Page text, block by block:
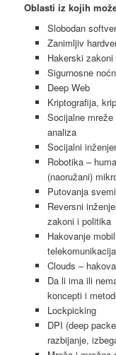
Oblasti iz kojih
Slobodan softver
Zanimljiv
Hakerski zakoni
Sigurnosne
Deep Web
Kriptografija,
Socijalne
analiza
Socijalni
Robotika –
(naoružani)
Putovanja
Reversni
zakoni i politika
Hakovanje
Clouds –
Da li ima ili
koncepti i
Lockpicking
DPI (deep
razbijanje,